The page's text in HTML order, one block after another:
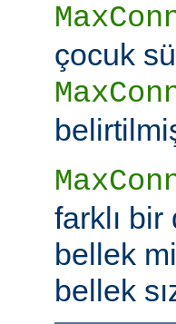
çocuk
farklı
bellek
bellek